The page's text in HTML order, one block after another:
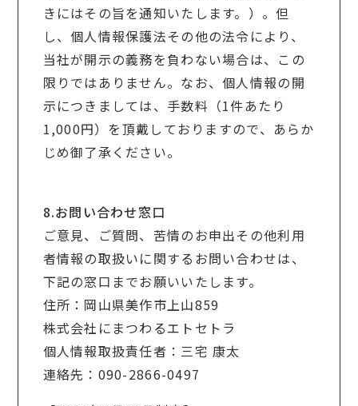
きにはその旨を通知いたします。）。但
し、個人情報保護法その他の法令により、
当社が開示の義務を負わない場合は、この
限りではありません。なお、個人情報の開
示につきましては、手数料（1件あたり
1,000円）を頂戴しておりますので、あらか
じめ御了承ください。
8.お問い合わせ窓口
ご意見、ご質問、苦情のお申出その他利用
者情報の取扱いに関するお問い合わせは、
下記の窓口までお願いいたします。
住所：岡山県美作市上山859
株式会社にまつわるエトセトラ
個人情報取扱責任者：三宅 康太
連絡先：090-2866-0497